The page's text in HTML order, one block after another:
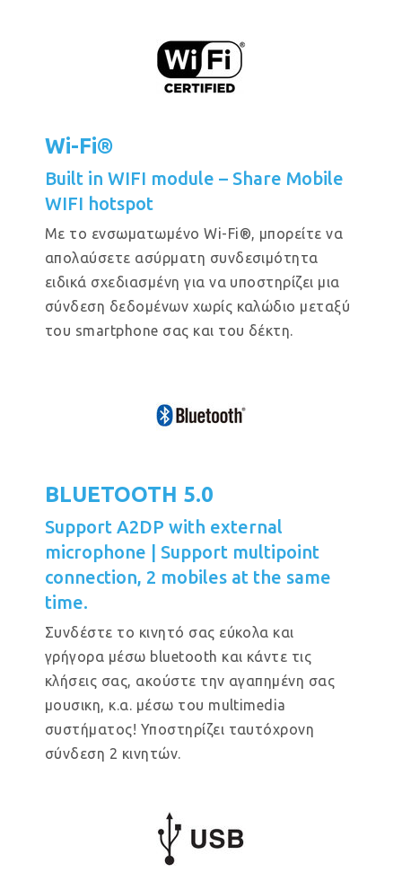
Wi-Fi®
Built in WIFI module – Share Mobile
WIFI hotspot
Με το ενσωματωμένο Wi-Fi®, μπορείτε να
απολαύσετε ασύρματη συνδεσιμότητα
ειδικά σχεδιασμένη για να υποστηρίζει μια
σύνδεση δεδομένων χωρίς καλώδιο μεταξύ
του smartphone σας και του δέκτη.
BLUETOOTH 5.0
Support A2DP with external
microphone | Support multipoint
connection, 2 mobiles at the same
time.
Συνδέστε το κινητό σας εύκολα και
γρήγορα μέσω bluetooth και κάντε τις
κλήσεις σας, ακούστε την αγαπημένη σας
μουσικη, κ.α. μέσω του multimedia
συστήματος! Υποστηρίζει ταυτόχρονη
σύνδεση 2 κινητών.